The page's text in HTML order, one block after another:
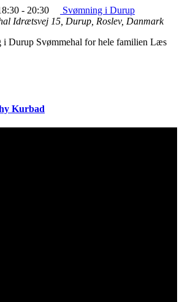
- 20:30
Svømning i Durup
Idrætsvej 15, Durup, Roslev, Danmark
i Durup Svømmehal for hele familien Læs
Kurbad